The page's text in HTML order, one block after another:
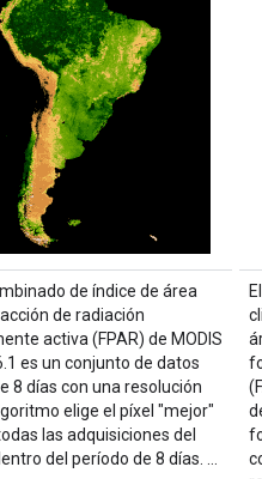
de índice de área
de radiación
activa (FPAR) de MODIS
es un conjunto de datos
8 días con una resolución
elige el píxel "mejor"
las adquisiciones del
del período de 8 días. …